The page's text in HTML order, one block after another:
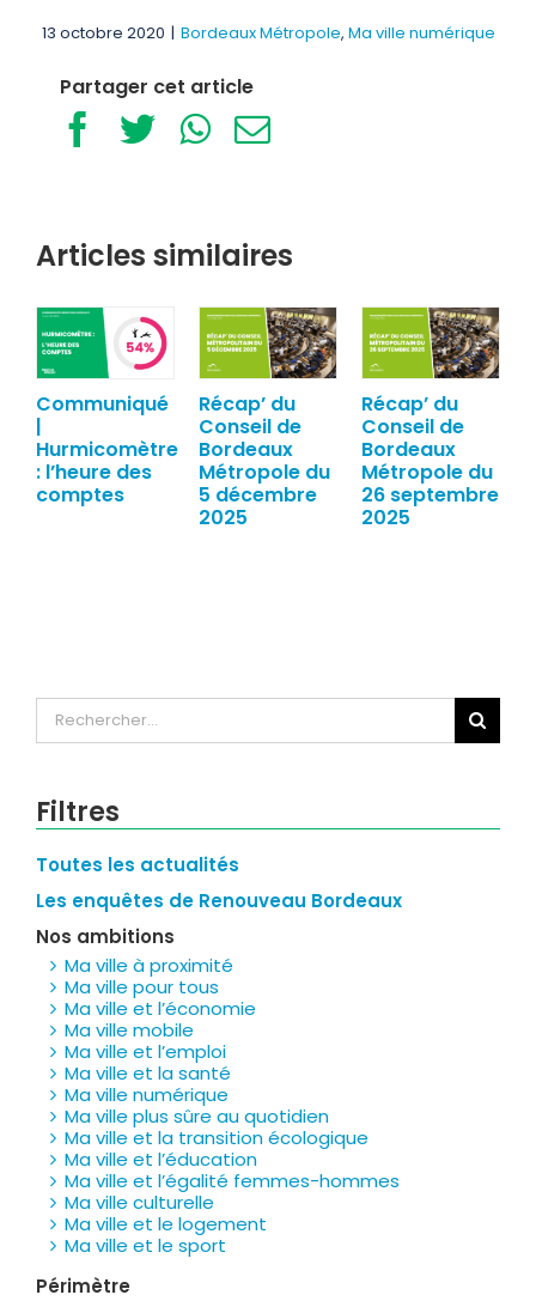
13 octobre 2020 | Bordeaux Métropole, Ma ville numérique
Partager cet article
Facebook
TwitterWhatsApp
Email
Articles similaires
Communiqué
|
Hurmicomètre
: l’heure des
comptes
Récap’ du
Conseil de
Bordeaux
Métropole du
5 décembre
2025
Récap’ du
Conseil de
Bordeaux
Métropole du
26 septembre
2025
Rechercher:
Filtres
Toutes les actualités
Les enquêtes de Renouveau Bordeaux
Nos ambitions
Ma ville à proximité
Ma ville pour tous
Ma ville et l’économie
Ma ville mobile
Ma ville et l’emploi
Ma ville et la santé
Ma ville numérique
Ma ville plus sûre au quotidien
Ma ville et la transition écologique
Ma ville et l’éducation
Ma ville et l’égalité femmes-hommes
Ma ville culturelle
Ma ville et le logement
Ma ville et le sport
Périmètre